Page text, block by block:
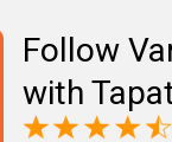
Follow
with